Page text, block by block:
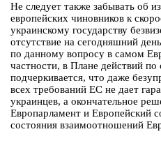
Не следует также забывать об
европейских чиновников к
украинскому государству
отсутствие на сегодняшний
по данному вопросу в самом
частности, в Плане действий
подчеркивается, что даже
всех требований ЕС не дает
украинцев, а окончательное
Европарламент и Европейский
состояния взаимоотношений